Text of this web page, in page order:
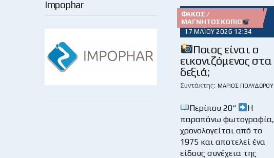
Impophar
ΦΑΚΌΣ /
ΜΑΓΝΗΤΟΣΚΌΠΙΟ
17 ΜΑΪ́ΟΥ 2026 12:34
Ποιος είναι ο
εικονιζόμενος στα
δεξιά;
Συντάκτης: ΜΆΡΙΟΣ ΠΟΛΥΔΏΡΟΥ
Περίπου 20“
Η
παραπάνω φωτογραφία,
χρονολογείται από το
1975 και αποτελεί ένα
είδους συνέχεια της